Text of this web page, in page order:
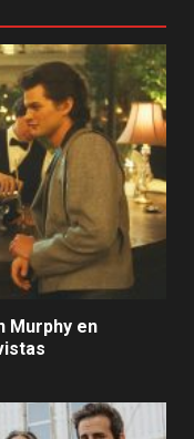
Murphy en